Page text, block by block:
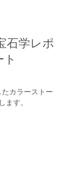
石学レポ
カラーストー
ます。